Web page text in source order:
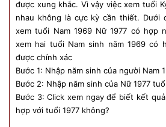
được xung khắc. Vì vậy việc xem tuổi
nhau không là cực kỳ cần thiết. Dưới
xem tuổi Nam 1969 Nữ 1977 có hợp
xem hai tuổi Nam sinh năm 1969 có
được chính xác
Bước 1: Nhập năm sinh của người Nam
Bước 2: Nhập năm sinh của Nữ 1977
Bước 3: Click xem ngay để biết kết
hợp với tuổi 1977 không?